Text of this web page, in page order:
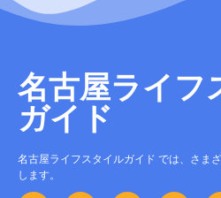
名古屋ライフ
ガイド
名古屋ライフスタイルガイド では、さま
します。